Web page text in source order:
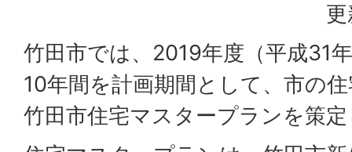
竹田市では、2019年度（平成31
10年間を計画期間として、市の
竹田市住宅マスタープランを策